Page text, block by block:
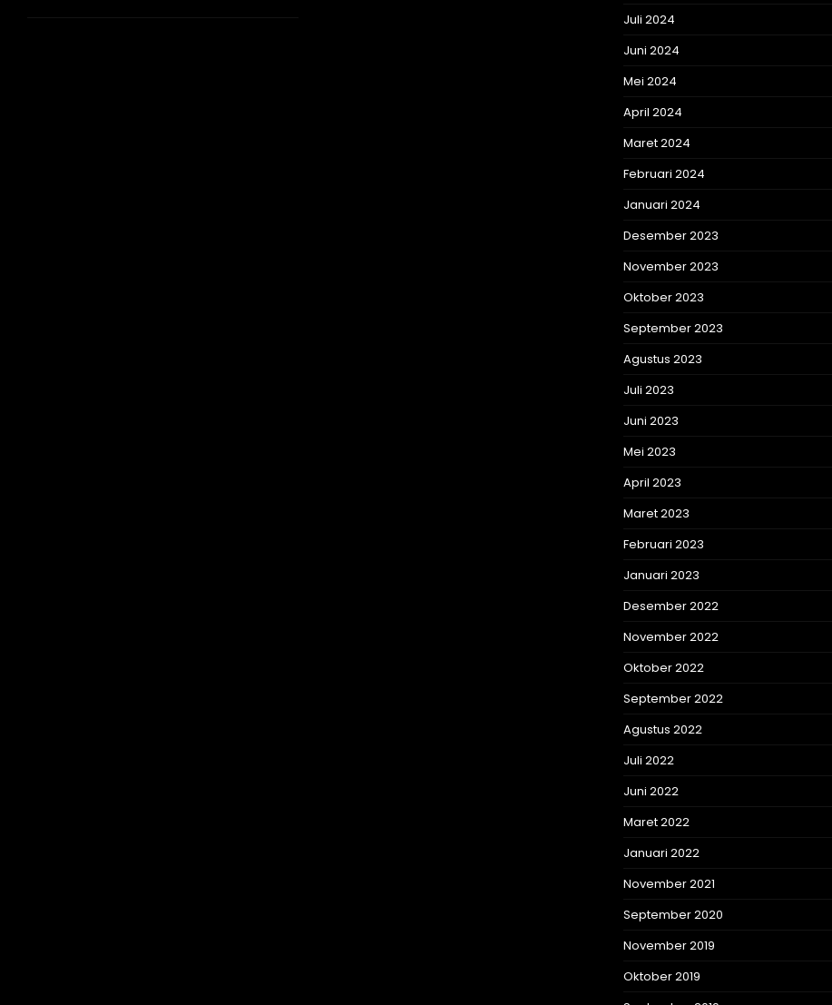
Juli 2024
Juni 2024
Mei 2024
April 2024
Maret 2024
Februari 2024
Januari 2024
Desember 2023
November 2023
Oktober 2023
September 2023
Agustus 2023
Juli 2023
Juni 2023
Mei 2023
April 2023
Maret 2023
Februari 2023
Januari 2023
Desember 2022
November 2022
Oktober 2022
September 2022
Agustus 2022
Juli 2022
Juni 2022
Maret 2022
Januari 2022
November 2021
September 2020
November 2019
Oktober 2019